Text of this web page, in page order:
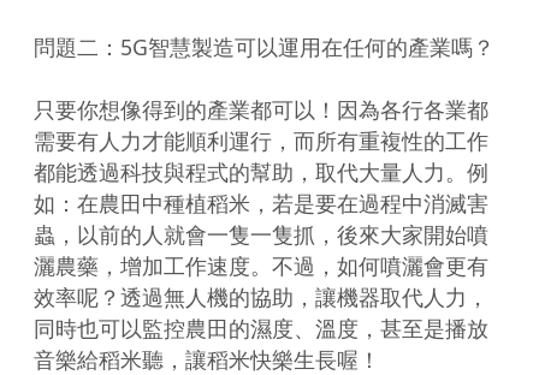
問題二：5G智慧製造可以運用在任何的產業嗎？
只要你想像得到的產業都可以！因為各行各業都
需要有人力才能順利運行，而所有重複性的工作
都能透過科技與程式的幫助，取代大量人力。例
如：在農田中種植稻米，若是要在過程中消滅害
蟲，以前的人就會一隻一隻抓，後來大家開始噴
灑農藥，增加工作速度。不過，如何噴灑會更有
效率呢？透過無人機的協助，讓機器取代人力，
同時也可以監控農田的濕度、溫度，甚至是播放
音樂給稻米聽，讓稻米快樂生長喔！